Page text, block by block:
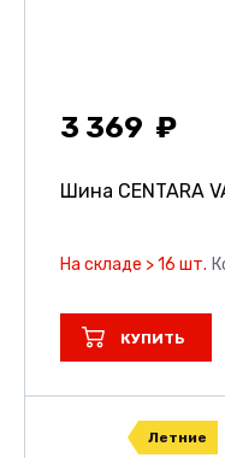
3 369
Шина CENTARA
На складе > 16 шт.
КУПИТЬ
Летние